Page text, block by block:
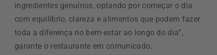
ingredientes genuínos, optando por começar o dia
com equilíbrio, clareza e alimentos que podem fazer
toda a diferença no bem-estar ao longo do dia”,
garante o restaurante em comunicado.